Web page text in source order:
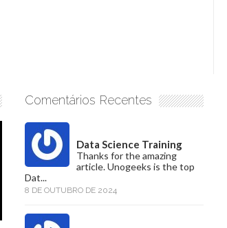
Comentários Recentes
Data Science Training
Thanks for the amazing
article. Unogeeks is the top
Dat...
8 DE OUTUBRO DE 2024